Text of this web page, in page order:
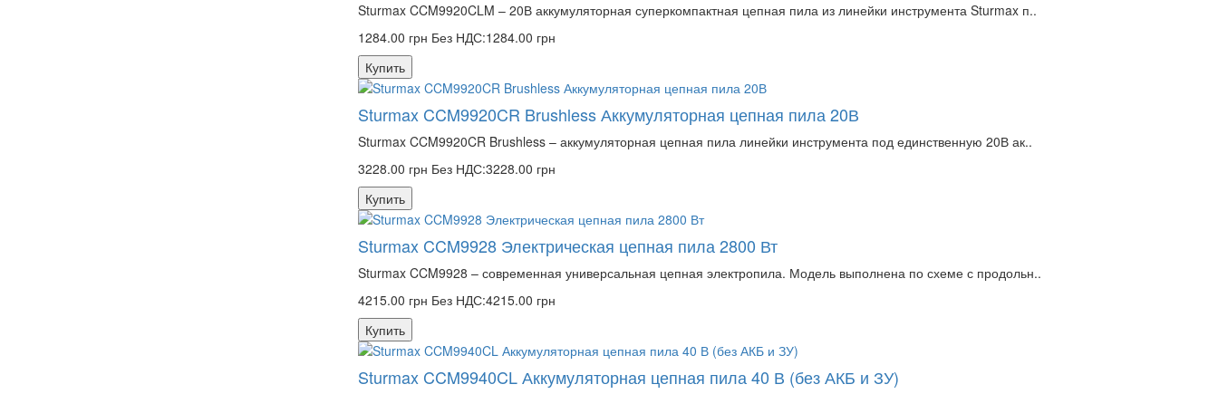
Sturmax CCM9920CLM – 20В аккумуляторная суперкомпактная цепная пила из линейки инструмента Sturmax п..
1284.00 грн Без НДС:1284.00 грн
Купить
Sturmax CCM9920CR Brushless Аккумуляторная цепная пила 20В
Sturmax CCM9920CR Brushless – аккумуляторная цепная пила линейки инструмента под единственную 20В ак..
3228.00 грн Без НДС:3228.00 грн
Купить
Sturmax CCM9928 Электрическая цепная пила 2800 Вт
Sturmax CCM9928 – современная универсальная цепная электропила. Модель выполнена по схеме с продольн..
4215.00 грн Без НДС:4215.00 грн
Купить
Sturmax CCM9940CL Аккумуляторная цепная пила 40 В (без АКБ и ЗУ)